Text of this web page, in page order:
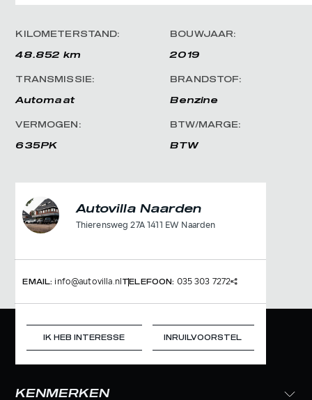
KILOMETERSTAND:
48.852 km
BOUWJAAR:
2019
TRANSMISSIE:
Automaat
BRANDSTOF:
Benzine
VERMOGEN:
635PK
BTW/MARGE:
BTW
Autovilla Naarden
Thierensweg 27A 1411 EW Naarden
EMAIL: info@autovilla.nl TELEFOON: 035 303 7272
IK HEB INTERESSE INRUILVOORSTEL
KENMERKEN